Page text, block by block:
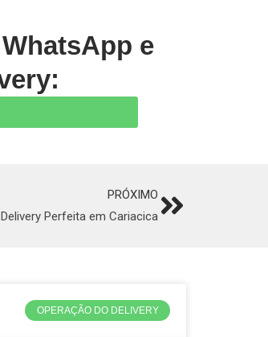
e
PRÓXIMO
Perfeita em Cariacica Next
OPERAÇÃO DO DELIVERY